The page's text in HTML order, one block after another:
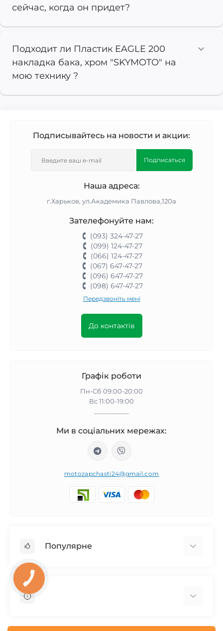
сейчас, когда он придет?
Подходит ли Пластик EAGLE 200
накладка бака, хром "SKYMOTO" на
мою технику ?
Подписывайтесь на новости и акции:
Подписаться
Наша адреса:
г.Харьков, ул.Академика Павлова,120а
Зателефонуйте нам:
(093) 324-47-27
(099) 124-47-27
(066) 124-47-27
(067) 647-47-27
(096) 647-47-27
(098) 647-47-27
Передзвоніть мені
До контактів
Графік роботи
Пн-Сб 09:00-20:00
Вс 11:00-19:00
Ми в соціальних мережах:
motozapchasti24@gmail.com
Популярне
Запчасти на мотоцикл Урал / МТ Днепр / К-750
Запчасти на мотоцикл Иж Юпитер / Планета
Запчасти на мотоцикл Ява
Запчасти на мотоцикл Восход
КНОПКА
ЗВ'ЯЗКУ